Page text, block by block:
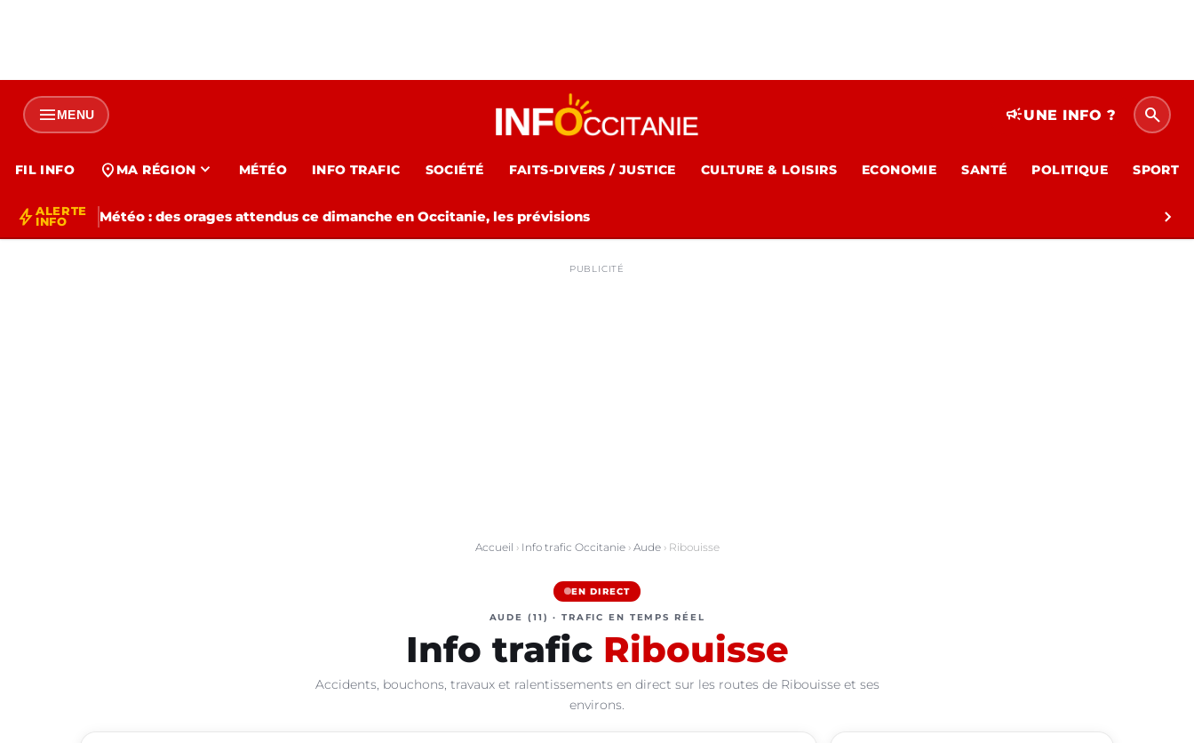
menuMENU campaignUNE INFO ? search
FIL INFO location_on MA RÉGION expand_more MÉTÉO INFO TRAFIC SOCIÉTÉ FAITS-DIVERS / JUSTICE CULTURE & LOISIRS ECONOMIE SANTÉ POLITIQUE SPORT
bolt ALERTE
INFO
Météo : des orages attendus ce dimanche en Occitanie, les prévisions chevron_right
PUBLICITÉ
Accueil › Info trafic Occitanie› Aude› Ribouisse
EN DIRECT
AUDE (11) · TRAFIC EN TEMPS RÉEL
Info trafic Ribouisse
Accidents, bouchons, travaux et ralentissements en direct sur les routes de Ribouisse et ses
environs.